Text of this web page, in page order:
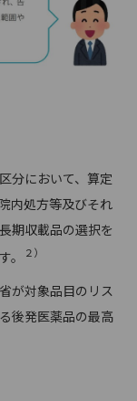
分において、算定
内処方等及びそれ
期収載品の選択を
。
２）
が対象品目のリス
後発医薬品の最高